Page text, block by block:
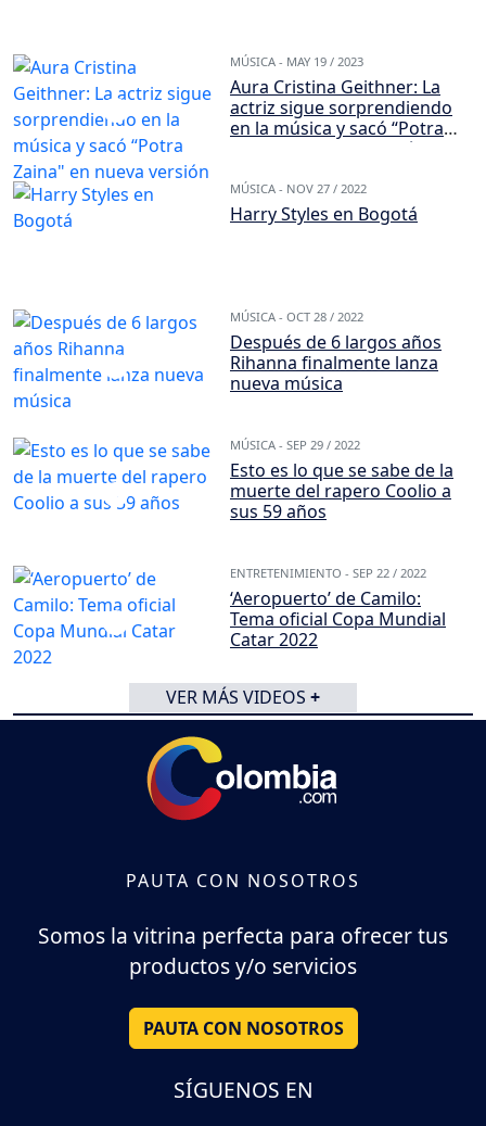
MÚSICA - MAY 19 / 2023
Aura Cristina Geithner: La
actriz sigue sorprendiendo
en la música y sacó “Potra
Zaina" en nueva versión
MÚSICA - NOV 27 / 2022
Harry Styles en Bogotá
MÚSICA - OCT 28 / 2022
Después de 6 largos años
Rihanna finalmente lanza
nueva música
MÚSICA - SEP 29 / 2022
Esto es lo que se sabe de la
muerte del rapero Coolio a
sus 59 años
ENTRETENIMIENTO - SEP 22 / 2022
‘Aeropuerto’ de Camilo:
Tema oficial Copa Mundial
Catar 2022
VER MÁS VIDEOS +
PAUTA CON NOSOTROS
Somos la vitrina perfecta para ofrecer tus
productos y/o servicios
PAUTA CON NOSOTROS
SÍGUENOS EN